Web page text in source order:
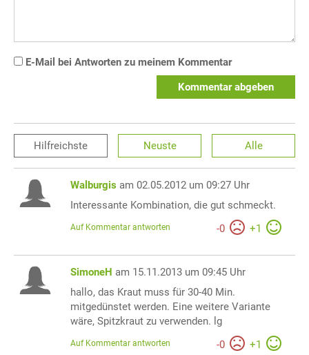
E-Mail bei Antworten zu meinem Kommentar
Kommentar abgeben
Hilfreichste Neuste Alle
Walburgis am 02.05.2012 um 09:27 Uhr
Interessante Kombination, die gut schmeckt.
-0 +1
Auf Kommentar antworten
SimoneH am 15.11.2013 um 09:45 Uhr
hallo, das Kraut muss für 30-40 Min.
mitgedünstet werden. Eine weitere Variante
wäre, Spitzkraut zu verwenden. lg
-0 +1
Auf Kommentar antworten